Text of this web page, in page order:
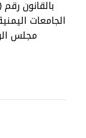
الجامعات
مجلس